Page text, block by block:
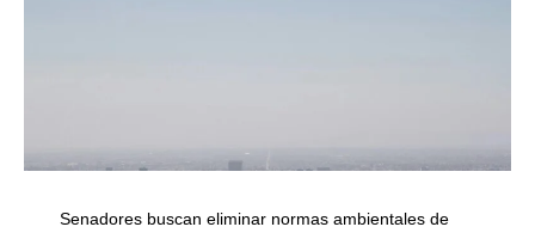
Senadores buscan eliminar normas ambientales de